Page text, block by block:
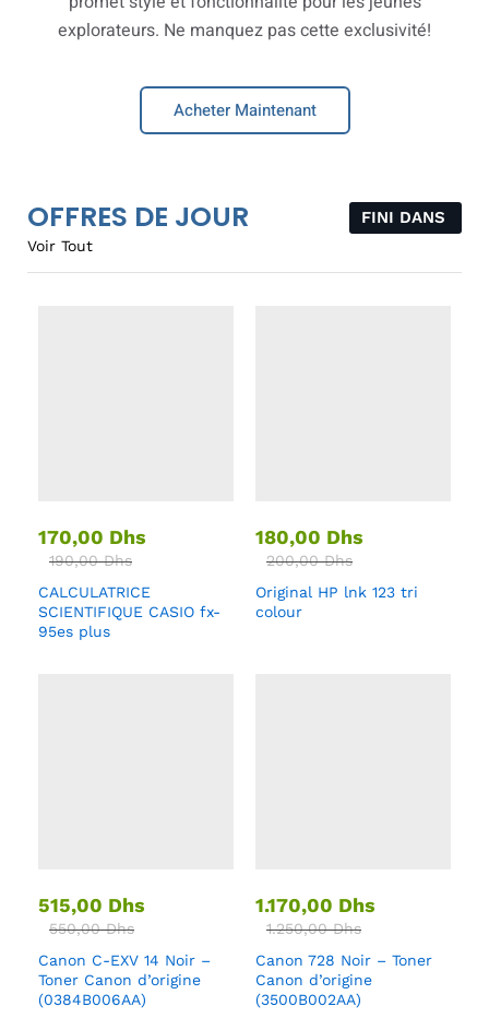
explorateurs. Ne manquez pas cette exclusivité!
Acheter Maintenant
OFFRES DE JOUR FINI DANS
Voir Tout
170,00 Dhs
190,00Dhs
CALCULATRICE
SCIENTIFIQUE CASIO fx-
95es plus
180,00 Dhs
200,00Dhs
Original HP lnk 123 tri
colour
515,00 Dhs
550,00Dhs
Canon C-EXV 14 Noir –
Toner Canon d’origine
(0384B006AA)
1.170,00 Dhs
1.250,00Dhs
Canon 728 Noir – Toner
Canon d’origine
(3500B002AA)